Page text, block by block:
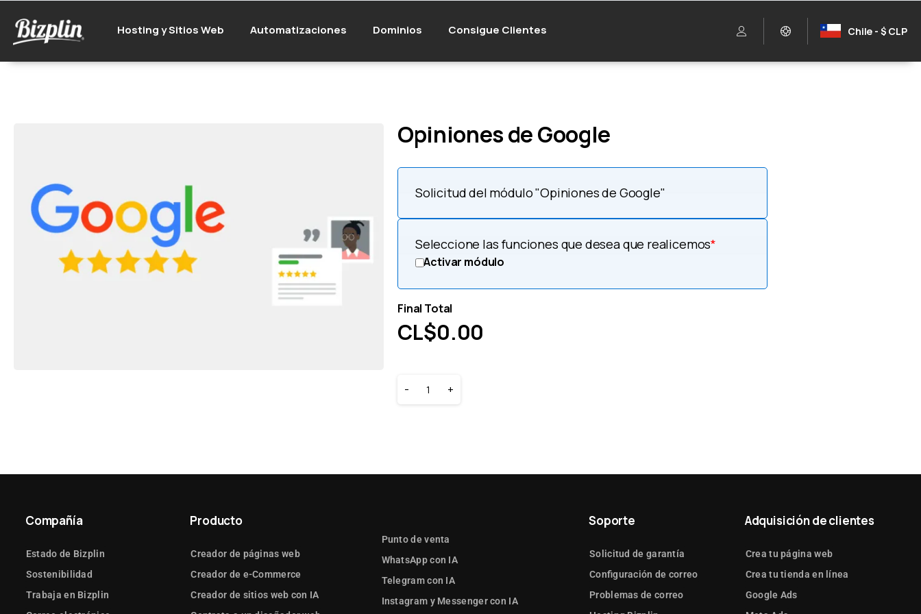
Hosting y Sitios Web Automatizaciones Dominios Consigue Clientes Chile - $ CLP
Opiniones de Google
Solicitud del módulo "Opiniones de Google"
*
Seleccione las funciones que desea que realicemos
Activar módulo
Final Total
CL$0.00
- +
Compañía
Estado de Bizplin
Sostenibilidad
Trabaja en Bizplin
Producto
Creador de páginas web
Creador de e-Commerce
Creador de sitios web con IA
Punto de venta
WhatsApp con IA
Telegram con IA
Instagram y Messenger con IA
Soporte
Solicitud de garantía
Configuración de correo
Problemas de correo
Adquisición de clientes
Crea tu página web
Crea tu tienda en línea
Google Ads